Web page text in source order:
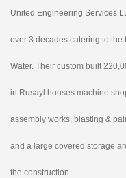
United Engineering Services
over 3 decades catering to
Water. Their custom built
in Rusayl houses machine
assembly works, blasting &
and a large covered storage
the construction.